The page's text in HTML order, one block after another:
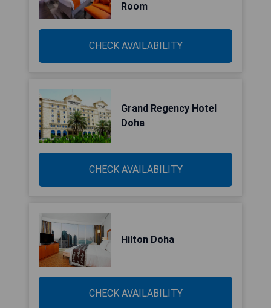
Room
CHECK AVAILABILITY
Grand Regency Hotel
Doha
CHECK AVAILABILITY
Hilton Doha
CHECK AVAILABILITY